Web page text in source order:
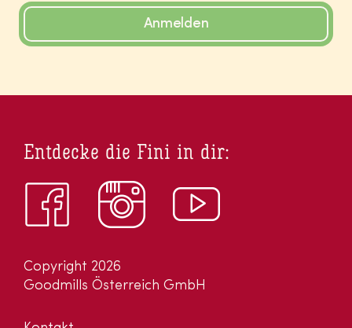
Anmelden
Copyright 2026
Goodmills Österreich GmbH
Entdecke die Fini in dir: